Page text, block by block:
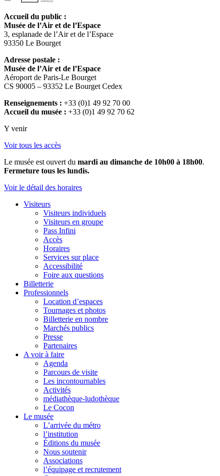
Accueil du public :
Musée de l’Air et de l’Espace
3, esplanade de l’Air et de l’Espace
93350 Le Bourget
Adresse postale :
Musée de l’Air et de l’Espace
Aéroport de Paris-Le Bourget
CS 90005 – 93352 Le Bourget Cedex
Renseignements : +33 (0)1 49 92 70 00
Accueil du musée : +33 (0)1 49 92 70 62
Y venir
Voir tous les accès
Le musée est ouvert du mardi au dimanche de 10h00 à 18h00.
Fermeture tous les lundis.
Voir le détail des horaires
Visiteurs
Visiteurs individuels
Visiteurs en groupe
Pass Infini
Accès
Horaires
Services sur place
Accessibilité
Foire aux questions
Billetterie
Professionnels
Location d’espaces
Tournages et photos
Billetterie en nombre
Marchés publics
Presse
Partenaires
A voir à faire
Agenda
Parcours de visite
Les incontournables
Activités
médiathèque-ludothèque
Le Cocon
Le musée
L’arrivée du métro
l’institution
Éditions du musée
Nous soutenir
Associations
l’équipage et recrutement